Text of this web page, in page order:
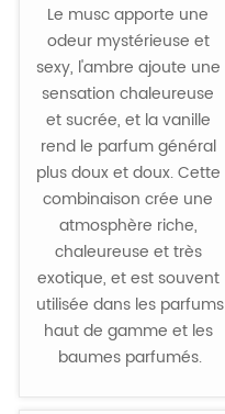
Le musc apporte une
odeur mystérieuse et
sexy, l'ambre ajoute une
sensation chaleureuse
et sucrée, et la vanille
rend le parfum général
plus doux et doux. Cette
combinaison crée une
atmosphère riche,
chaleureuse et très
exotique, et est souvent
utilisée dans les parfums
haut de gamme et les
baumes parfumés.